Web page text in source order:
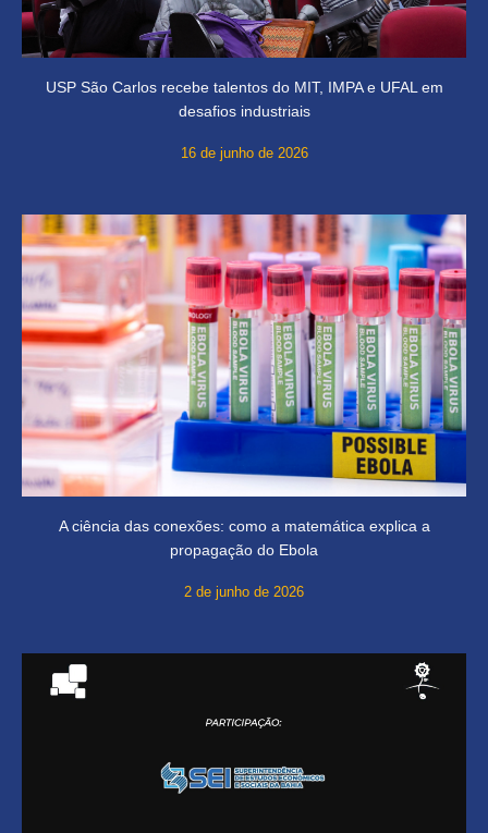
USP São Carlos recebe talentos do MIT, IMPA e UFAL em
desafios industriais
16 de junho de 2026
A ciência das conexões: como a matemática explica a
propagação do Ebola
2 de junho de 2026